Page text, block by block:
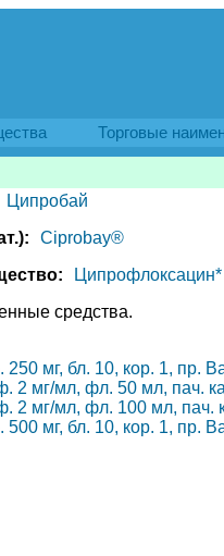
Торговые
Ципробай
Ciprobay®
средства.
250 мг, бл. 10, кор. 1, пр.
2 мг/мл, фл. 50 мл, пач.
2 мг/мл, фл. 100 мл, пач.
500 мг, бл. 10, кор. 1, пр.